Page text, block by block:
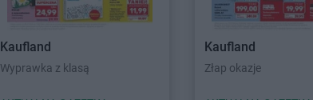
Kaufland
Wyprawka z klasą
Kaufland
Złap okazje